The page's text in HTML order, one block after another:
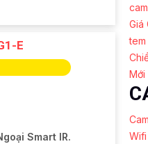
E
Smart IR.
Giá
Mới